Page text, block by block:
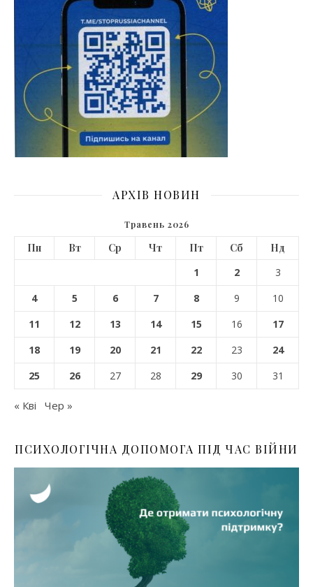
АРХІВ НОВИН
Травень 2026
Пн Вт Ср Чт Пт Сб
Нд
1
2
3
4
5 6 7 8 9
10
11
12 13 14 15 16
17
18
19 20 21 22 23
24
25
26 27 28 29 30 31
« Кві Чер »
ПСИХОЛОГІЧНА ДОПОМОГА ПІД ЧАС ВІЙНИ